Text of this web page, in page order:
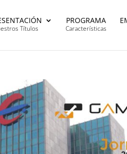
Títulos
PROGRAMA
Características